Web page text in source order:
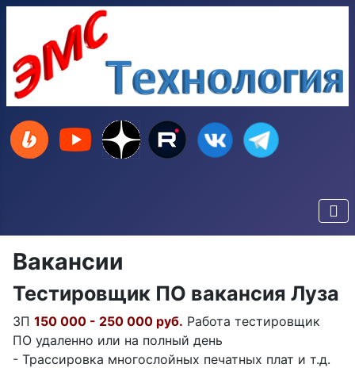
Вакансии
Тестировщик ПО вакансия Луза
ЗП 150 000 - 250 000 руб. Работа тестировщик
ПО удаленно или на полный день
- Трассировка многослойных печатных плат и т.д.